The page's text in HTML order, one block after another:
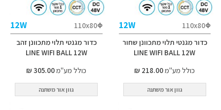
110x80Φ
12W
כדור מגנטי תלוי מתכוונן שחור
LINE WIFI BALL 12W
כולל מע"מ218.00 ₪
גוון אור משתנה
110x80Φ
12W
כדור מגנטי תלוי מתכוונן זהב
LINE WIFI BALL 12W
כולל מע"מ305.00 ₪
גוון אור משתנה